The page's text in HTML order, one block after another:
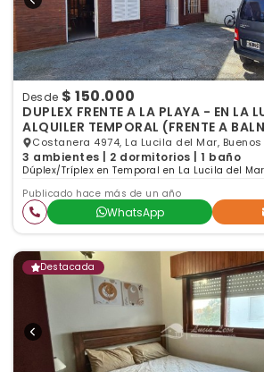
Desde $ 150.000
DUPLEX FRENTE A LA PLAYA - EN LA LUCILA DEL MAR -
ALQUILER TEMPORAL (FRENTE A
Costanera 4974, La Lucila del Mar, Buenos
3 ambientes | 2 dormitorios | 1 baño
Dúplex/Tríplex en Temporal en La Lucila del
Publicado hace más de un año
WhatsApp
Destacada